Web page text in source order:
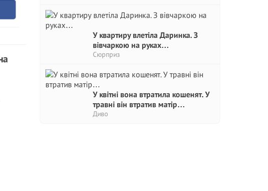
У квартиру влетіла Даринка. З
вівчаркою на руках…
Сюрприз
У квітні вона втратила кошенят. У
травні він втратив матір…
Диво